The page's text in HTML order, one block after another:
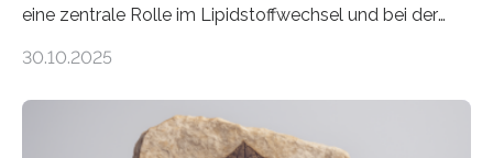
eine zentrale Rolle im Lipidstoffwechsel und bei der
erfüllen können, müssen zahlreiche Enzyme präzise in
der Ruhr-Universität Bochum um Prof. Dr. Ralf Erdmann
und Dr. Ismaila Francis Yusuf hat nun einen bislang
30.10.2025